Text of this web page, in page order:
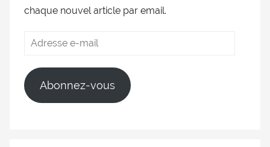
chaque nouvel article par email.
Abonnez-vous